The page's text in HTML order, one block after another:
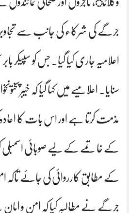
وکلائ، تاجروں اور صحافی
جرگے کی شرکاء کی جانب سے
اعلامیہ جاری کیا گیا۔ جس کو سپیکر
سنایا۔ اعلامیے میں کہا گیا کہ
مذمت کرتا ہے اور اس بات کا
کے خاتمے کے لیے صوبائی اسمبلی کو
کے مطابق کارروائی کی جائے تاکہ
جرگے نے مطالبہ کیا کہ امن و